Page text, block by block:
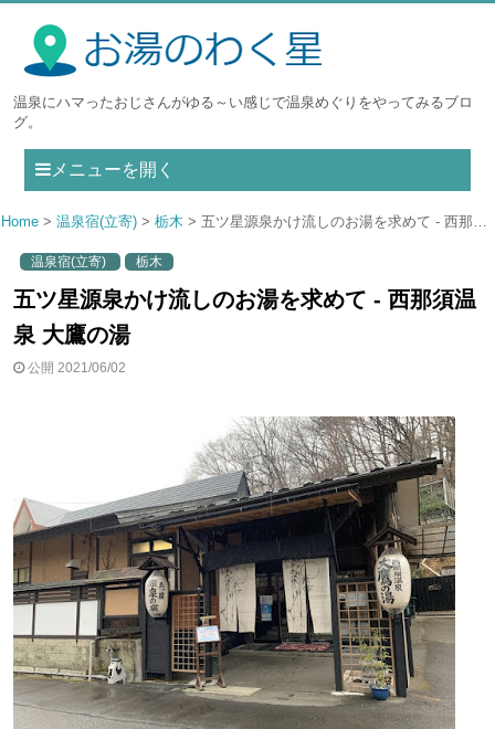
温泉にハマったおじさんがゆる～い感じで温泉めぐりをやってみるブロ
グ。
メニューを開く
Home 温泉宿(立寄) 栃木 五ツ星源泉かけ流しのお湯を求めて - 西那須温泉 大鷹の湯
温泉宿(立寄) 栃木
五ツ星源泉かけ流しのお湯を求めて - 西那須温
泉 大鷹の湯
公開 2021/06/02